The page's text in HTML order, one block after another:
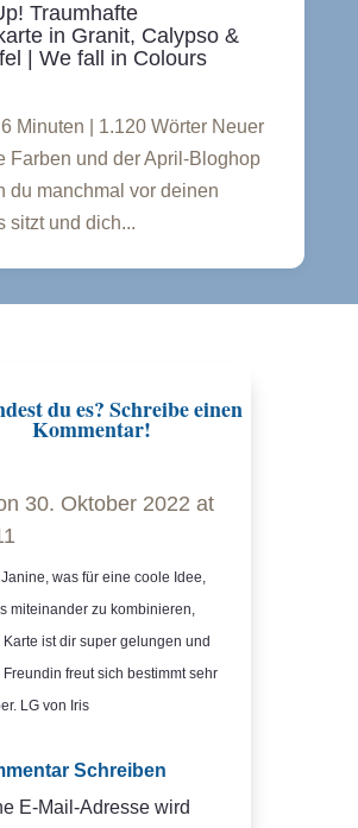
Traumhafte
in Granit, Calypso &
| We fall in Colours
Minuten | 1.120 Wörter Neuer
Farben und der April-Bloghop
du manchmal vor deinen
sitzt und dich...
du es? Schreibe einen
Kommentar!
30. Oktober 2022 at
was für eine coole Idee,
miteinander zu kombinieren,
ist dir super gelungen und
freut sich bestimmt sehr
LG von Iris
Schreiben
E-Mail-Adresse wird